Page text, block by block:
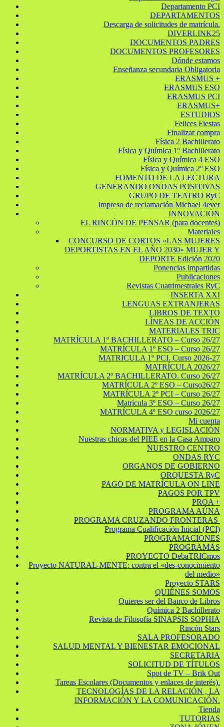
Departamento PCI
DEPARTAMENTOS
Descarga de solicitudes de matrícula.
DIVERLINK25
DOCUMENTOS PADRES
DOCUMENTOS PROFESORES
Dónde estamos
Enseñanza secundaria Obligatoria
ERASMUS +
ERASMUS ESO
ERASMUS PCI
ERASMUS+
ESTUDIOS
Felices Fiestas
Finalizar compra
Física 2 Bachillerato
Física y Química 1º Bachillerato
Física y Química 4 ESO
Física y Química 2º ESO
FOMENTO DE LA LECTURA
GENERANDO ONDAS POSITIVAS
GRUPO DE TEATRO RyC
Impreso de reclamación Michael 4ever
INNOVACIÓN
EL RINCÓN DE PENSAR (para docentes)
Materiales
CONCURSO DE CORTOS «LAS MUJERES
DEPORTISTAS EN EL AÑO 2030» MUJER Y
DEPORTE Edición 2020
Ponencias impartidas
Publicaciones
Revistas Cuatrimestrales RyC
INSERTA XXI
LENGUAS EXTRANJERAS
LIBROS DE TEXTO
LÍNEAS DE ACCIÓN
MATERIALES TRIC
MATRÍCULA 1º BACHILLERATO – Curso 26/27
MATRÍCULA 1º ESO – Curso 26/27
MATRICULA 1º PCI. Curso 2026-27
MATRÍCULA 2026/27
MATRÍCULA 2º BACHILLERATO. Curso 26/27
MATRÍCULA 2º ESO – Curso26/27
MATRÍCULA 2º PCI – Curso 26/27
Matrícula 3º ESO – Curso 26/27
MATRÍCULA 4º ESO curso 2026/27
Mi cuenta
NORMATIVA y LEGISLACIÓN
Nuestras chicas del PIEE en la Casa Amparo
NUESTRO CENTRO
ONDAS RYC
ORGANOS DE GOBIERNO
ORQUESTA RyC
PAGO DE MATRÍCULA ON LINE
PAGOS POR TPV
PROA +
PROGRAMA AÚNA
PROGRAMA CRUZANDO FRONTERAS
Programa Cualificación Inicial (PCI)
PROGRAMACIONES
PROGRAMAS
PROYECTO DebaTRICmos
Proyecto NATURAL-MENTE: contra el «des-conocimiento
del medio»
Proyecto STARS
QUIÉNES SOMOS
Quieres ser del Banco de Libros
Química 2 Bachillerato
Revista de Filosofía SINAPSIS SOPHIA
Rincón Stars
SALA PROFESORADO
SALUD MENTAL Y BIENESTAR EMOCIONAL
SECRETARIA
SOLICITUD DE TÍTULOS
Spot de TV – Brik Out
Tareas Escolares (Documentos y enlaces de interés).
TECNOLOGÍAS DE LA RELACIÓN , LA
INFORMACIÓN Y LA COMUNICACIÓN.
Tienda
TUTORIAS